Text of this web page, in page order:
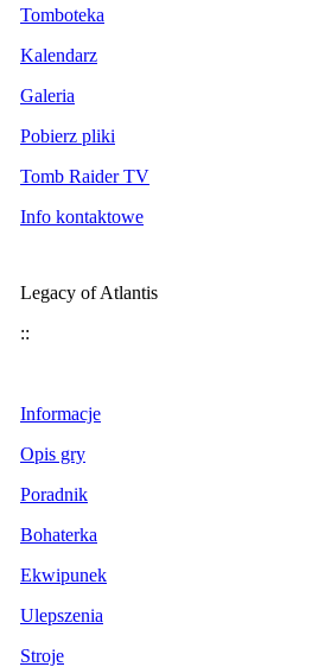
Tomboteka
Kalendarz
Galeria
Pobierz pliki
Tomb Raider TV
Info kontaktowe
Legacy of Atlantis
::
Informacje
Opis gry
Poradnik
Bohaterka
Ekwipunek
Ulepszenia
Stroje